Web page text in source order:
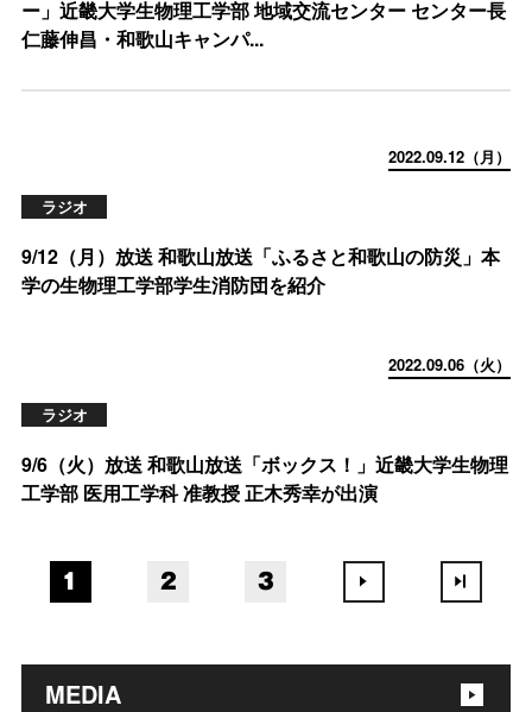
MEDIA
ー」近畿大学生物理工学部 地域交流センター センター長
仁藤伸昌・和歌山キャンパ...
2022.09.12（月）
ラジオ
9/12（月）放送 和歌山放送「ふるさと和歌山の防災」本
学の生物理工学部学生消防団を紹介
2022.09.06（火）
ラジオ
9/6（火）放送 和歌山放送「ボックス！」近畿大学生物理
工学部 医用工学科 准教授 正木秀幸が出演
1 2 3